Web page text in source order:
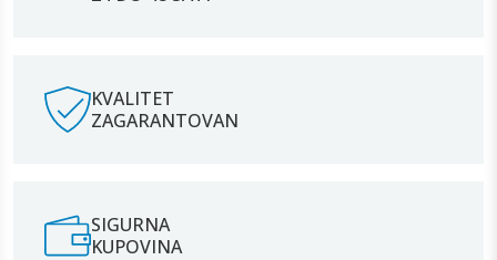
KVALITET
ZAGARANTOVAN
SIGURNA
KUPOVINA